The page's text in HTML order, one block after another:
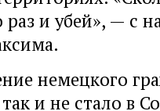
раз и убей», — с
немецкого
и не стало в